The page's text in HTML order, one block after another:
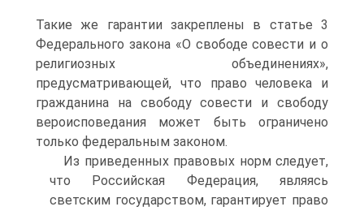
Такие же гарантии закреплены в статье 3
Федерального закона «О свободе совести и о
религиозных объединениях»,
предусматривающей, что право человека и
гражданина на свободу совести и свободу
вероисповедания может быть ограничено
только федеральным законом.
Из приведенных правовых норм следует,
что Российская Федерация, являясь
светским государством, гарантирует право